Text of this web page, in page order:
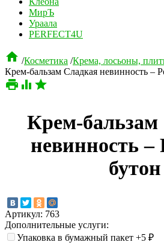
МирЪ
Ураала
PERFECT4U
 /Косметика /Крема, лосьоны,
Крем-бальзам Сладкая невинность –
  
Крем-бальзам
невинность –
бутон
Артикул: 763
Дополнительные услуги:
Упаковка в бумажный пакет +5 ₽